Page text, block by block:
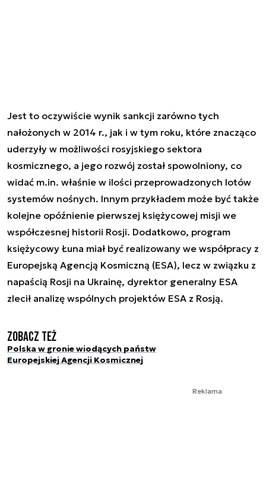
Jest to oczywiście wynik sankcji zarówno tych
nałożonych w 2014 r., jak i w tym roku, które znacząco
uderzyły w możliwości rosyjskiego sektora
kosmicznego, a jego rozwój został spowolniony, co
widać m.in. właśnie w ilości przeprowadzonych lotów
systemów nośnych. Innym przykładem może być także
kolejne opóźnienie pierwszej księżycowej misji we
współczesnej historii Rosji. Dodatkowo, program
księżycowy Łuna miał być realizowany we współpracy z
Europejską Agencją Kosmiczną (ESA), lecz w związku z
napaścią Rosji na Ukrainę, dyrektor generalny ESA
zlecił analizę wspólnych projektów ESA z Rosją.
Zobacz też
Polska w gronie wiodących państw
Europejskiej Agencji Kosmicznej
Reklama